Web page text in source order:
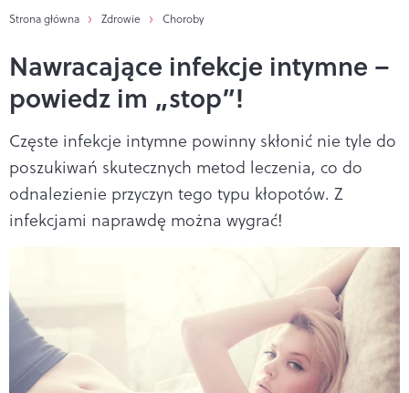
Strona główna Zdrowie Choroby
Nawracające infekcje intymne –
powiedz im „stop”!
Częste infekcje intymne powinny skłonić nie tyle do
poszukiwań skutecznych metod leczenia, co do
odnalezienie przyczyn tego typu kłopotów. Z
infekcjami naprawdę można wygrać!